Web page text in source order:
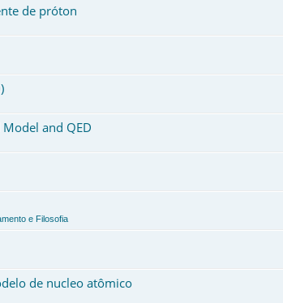
de próton
and QED
e Filosofia
de nucleo atômico